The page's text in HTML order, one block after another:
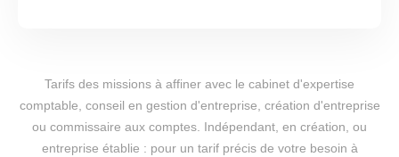
Tarifs des missions à affiner avec le cabinet d'expertise
comptable, conseil en gestion d'entreprise, création d'entreprise
ou commissaire aux comptes. Indépendant, en création, ou
entreprise établie : pour un tarif précis de votre besoin à